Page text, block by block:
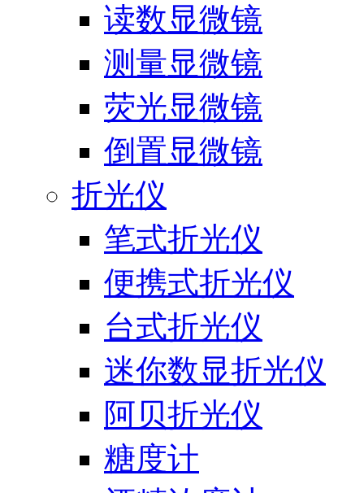
读数显微镜
测量显微镜
荧光显微镜
倒置显微镜
折光仪
笔式折光仪
便携式折光仪
台式折光仪
迷你数显折光仪
阿贝折光仪
糖度计